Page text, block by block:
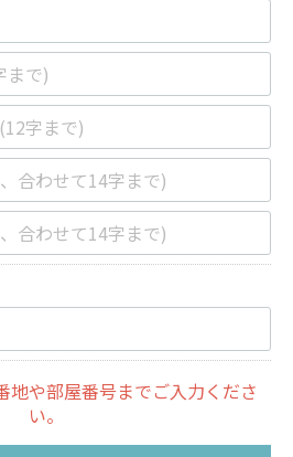
や部屋番号までご入力くださ
い。